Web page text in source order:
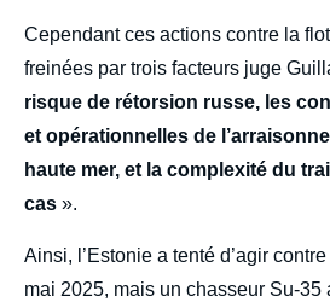
Cependant ces actions contre la
freinées par trois facteurs juge
risque de rétorsion russe, les
et opérationnelles de
haute mer, et la complexité du
cas ».
Ainsi, l’Estonie a tenté d’agir
mai 2025, mais un chasseur Su-35